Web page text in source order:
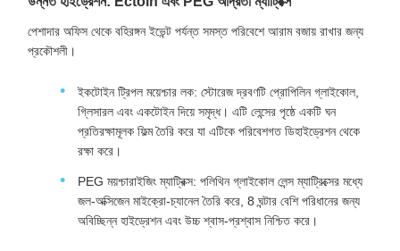
পেশাদার অফিস থেকে বহিরঙ্গন ইভেন্ট পর্যন্ত সমস্ত পরিবেশে আরাম বজায় রাখার জন্য
প্রকৌশলী।
ইকটোইন ট্রিপল ময়েশ্চার লক: স্টোরেজ দ্রবণটি প্রোপিলিন গ্লাইকোল,
গ্লিসারল এবং একটোইন দিয়ে সমৃদ্ধ। এটি লেন্সের পৃষ্ঠে একটি ঘন
প্রতিরক্ষামূলক ফিল্ম তৈরি করে যা এটিকে পরিবেশগত ডিহাইড্রেশন থেকে
রক্ষা করে।
PEG ময়শ্চারাইজিং ম্যাট্রিক্স: পলিথিন গ্লাইকোল লেন্স ম্যাট্রিক্সের মধ্যে
জল-অক্সিজেন মাইক্রো-চ্যানেল তৈরি করে, 8 ঘন্টার বেশি পরিধানের জন্য
অবিচ্ছিন্ন হাইড্রেশন এবং উচ্চ শ্বাস-প্রশ্বাস নিশ্চিত করে।